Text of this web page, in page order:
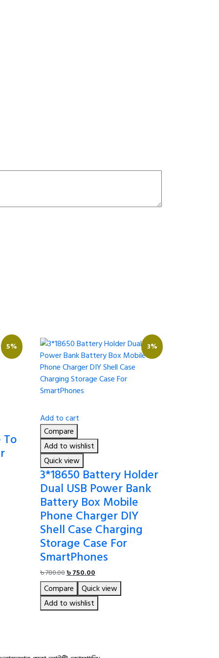
5%
To
3%
Add to cart
Compare
Add to wishlist
Quick view
3*18650 Battery Holder
Dual USB Power Bank
Battery Box Mobile
Phone Charger DIY
Shell Case Charging
Storage Case For
SmartPhones
৳780.00Original
price
was:
৳ 780.00.
৳750.00Current
price
is:
Compare
Quick view
Add to wishlist